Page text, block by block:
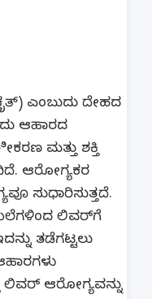
ಎಂಬುದು ದೇಹದ
ಆಹಾರದ
ಮತ್ತು ಶಕ್ತಿ
ಆರೋಗ್ಯಕರ
ಸುಧಾರಿಸುತ್ತದೆ.
ಲಿವರ್‌ಗೆ
ತಡೆಗಟ್ಟಲು
ಆರೋಗ್ಯವನ್ನು